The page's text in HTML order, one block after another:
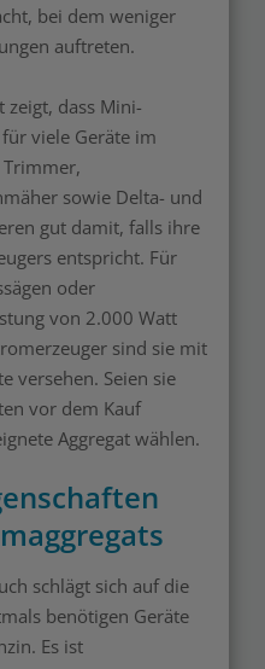
bei dem weniger
auftreten.
zeigt, dass Mini-
viele Geräte im
Trimmer,
sowie Delta- und
gut damit, falls ihre
entspricht. Für
oder
von 2.000 Watt
sind sie mit
versehen. Seien sie
vor dem Kauf
Aggregat wählen.
schlägt sich auf die
benötigen Geräte
Es ist